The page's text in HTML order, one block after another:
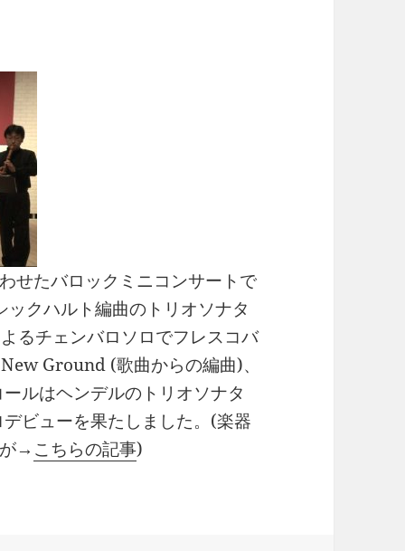
せたバロックミニコンサートで
クハルト編曲のトリオソナタ
るチェンバロソロでフレスコバ
Ground (歌曲からの編曲)、
ルはヘンデルのトリオソナタ
ビューを果たしました。(楽器
→ こちらの記事)